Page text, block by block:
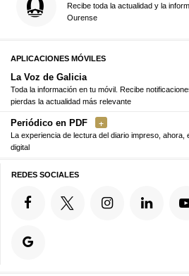
Recibe toda la actualidad y la
Ourense
APLICACIONES MÓVILES
La Voz de Galicia
Toda la información en tu móvil. Recibe
pierdas la actualidad más relevante
Periódico en PDF
La experiencia de lectura del diario impreso, ahora,
digital
REDES SOCIALES